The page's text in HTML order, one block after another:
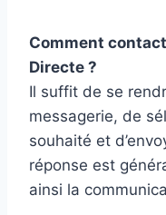
Comment
Directe ?
Il suffit de se
messagerie, de
souhaité et
réponse est
ainsi la